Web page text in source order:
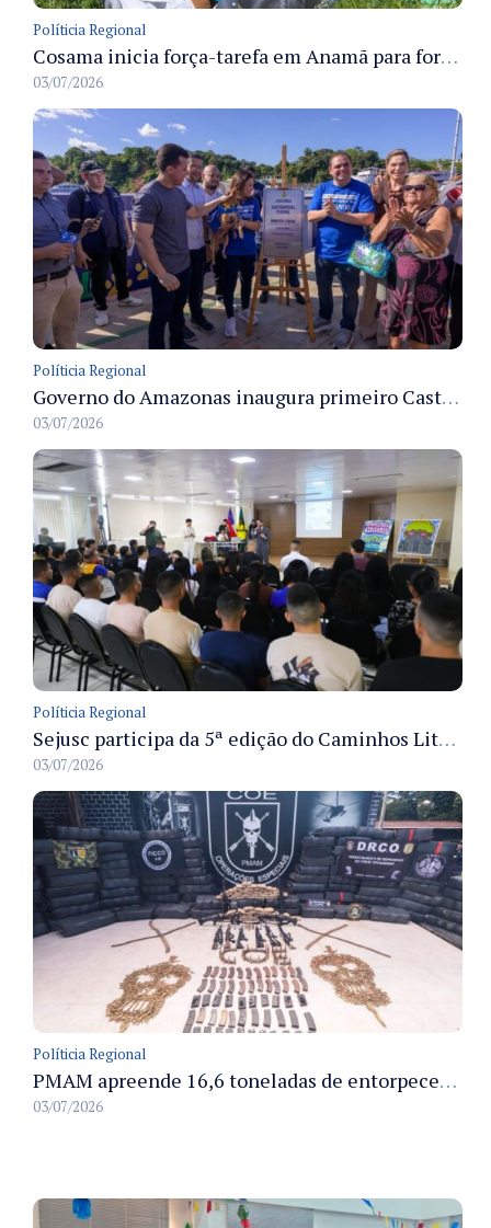
Políticia Regional
Cosama inicia força-tarefa em Anamã para fortalecer abastecimento de água e segurança hídrica da população
03/07/2026
Políticia Regional
Governo do Amazonas inaugura primeiro Castramóvel Fluvial para atendimento veterinário às comunidades ribeirinhas e castração gratuita
03/07/2026
Políticia Regional
Sejusc participa da 5ª edição do Caminhos Literários com foco na cultura hip-hop nas unidades socioeducativas
03/07/2026
Políticia Regional
PMAM apreende 16,6 toneladas de entorpecentes e registra aumento nas prisões em flagrante e nas capturas de foragidos no primeiro semestre de 2026
03/07/2026